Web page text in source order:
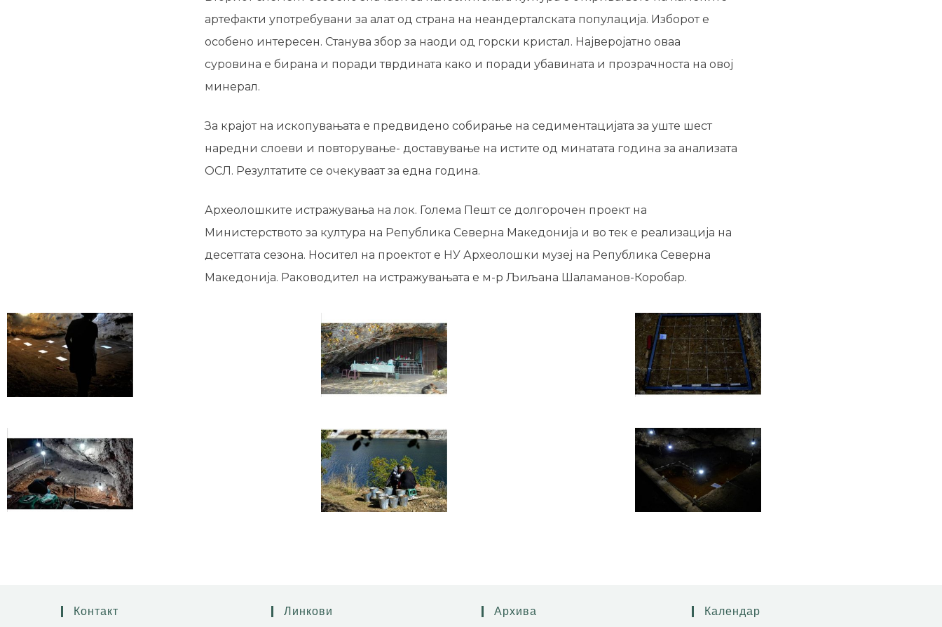
артефакти употребувани за алат од страна на неандерталската популација. Изборот е
особено интересен. Станува збор за наоди од горски кристал. Најверојатно оваа
суровина е бирана и поради тврдината како и поради убавината и прозрачноста на овој
минерал.
За крајот на ископувањата е предвидено собирање на седиментацијата за уште шест
наредни слоеви и повторување- доставување на истите од минатата година за анализата
ОСЛ. Резултатите се очекуваат за една година.
Археолошките истражувања на лок. Голема Пешт се долгорочен проект на
Министерството за култура на Република Северна Македонија и во тек е реализација на
десеттата сезона. Носител на проектот е НУ Археолошки музеј на Република Северна
Македонија. Раководител на истражувањата е м-р Љиљана Шаламанов-Коробар.
Контакт Линкови Архива Календар